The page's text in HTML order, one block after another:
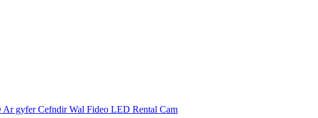
gyfer Cefndir Wal Fideo LED Rental Cam